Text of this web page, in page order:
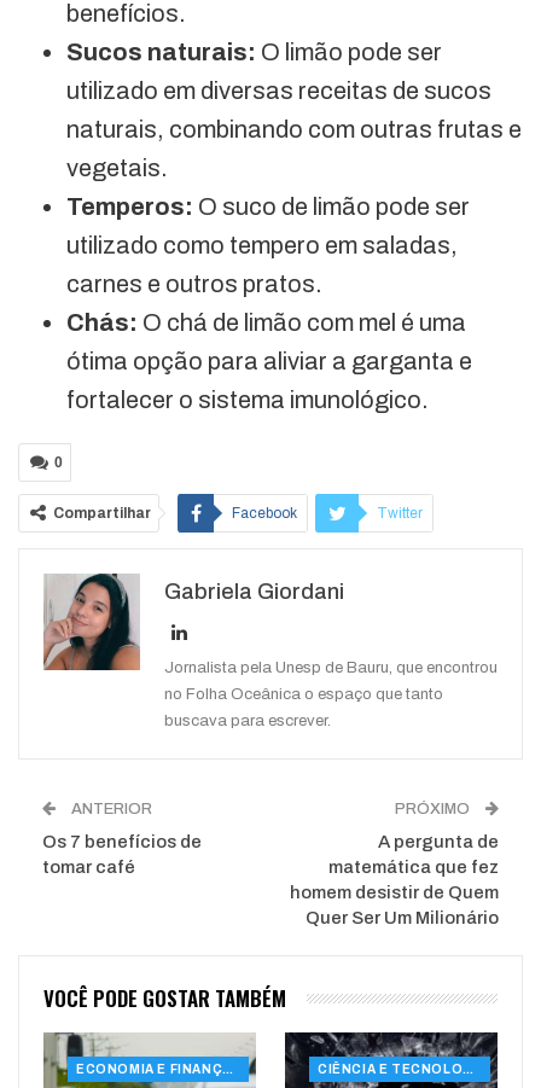
benefícios.
Sucos naturais: O limão pode ser
utilizado em diversas receitas de sucos
naturais, combinando com outras frutas e
vegetais.
Temperos: O suco de limão pode ser
utilizado como tempero em saladas,
carnes e outros pratos.
Chás: O chá de limão com mel é uma
ótima opção para aliviar a garganta e
fortalecer o sistema imunológico.
0
Compartilhar Facebook Twitter
WhatsApp
Gabriela Giordani
Jornalista pela Unesp de Bauru, que encontrou
no Folha Oceânica o espaço que tanto
buscava para escrever.
ANTERIOR
Os 7 benefícios de
tomar café
PRÓXIMO
A pergunta de
matemática que fez
homem desistir de Quem
Quer Ser Um Milionário
VOCÊ PODE GOSTAR TAMBÉM
ECONOMIA E FINANÇAS CIÊNCIA E TECNOLOGIA